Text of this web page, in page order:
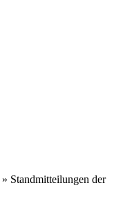
» Standmitteilungen der